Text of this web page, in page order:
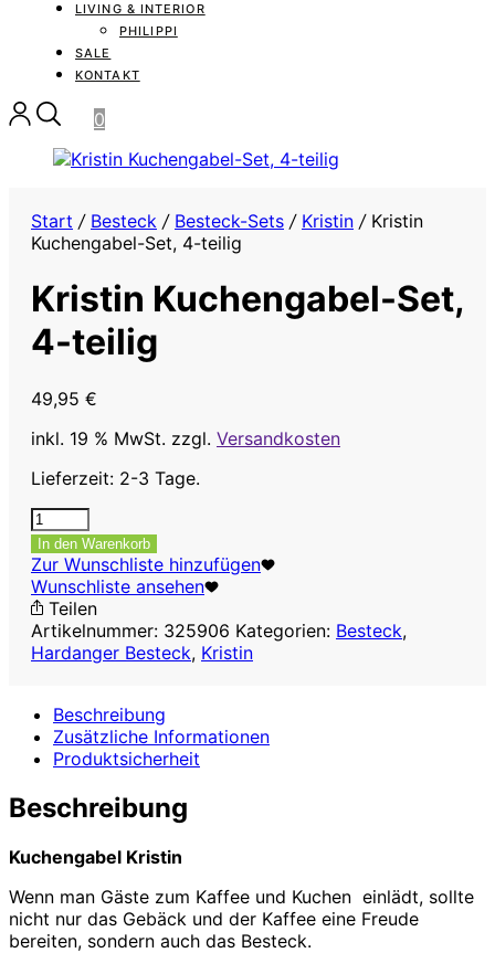
LIVING & INTERIOR
PHILIPPI
SALE
KONTAKT
0
Start / Besteck / Besteck-Sets / Kristin /Kristin
Kuchengabel-Set, 4-teilig
Kristin Kuchengabel-Set,
4-teilig
49,95 €
inkl. 19 % MwSt. zzgl. Versandkosten
Lieferzeit: 2-3 Tage.
Kristin
Kuchengabel-
Set,
4-
teilig
Menge
In den Warenkorb
Zur Wunschliste hinzufügen
Wunschliste ansehen
Teilen
Artikelnummer: 325906 Kategorien: Besteck,
Hardanger Besteck, Kristin
Beschreibung
Zusätzliche Informationen
Produktsicherheit
Beschreibung
Kuchengabel Kristin
Wenn man Gäste zum Kaffee und Kuchen einlädt, sollte
nicht nur das Gebäck und der Kaffee eine Freude
bereiten, sondern auch das Besteck.